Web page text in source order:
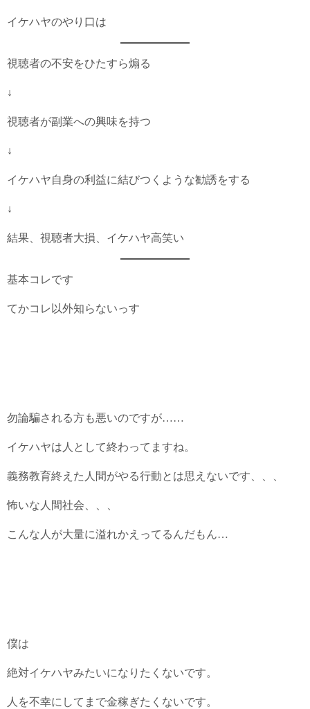
イケハヤのやり口は
視聴者の不安をひたすら煽る
↓
視聴者が副業への興味を持つ
↓
イケハヤ自身の利益に結びつくような勧誘をする
↓
結果、視聴者大損、イケハヤ高笑い
基本コレです
てかコレ以外知らないっす
勿論騙される方も悪いのですが……
イケハヤは人として終わってますね。
義務教育終えた人間がやる行動とは思えないです、、、
怖いな人間社会、、、
こんな人が大量に溢れかえってるんだもん…
僕は
絶対イケハヤみたいになりたくないです。
人を不幸にしてまで金稼ぎたくないです。